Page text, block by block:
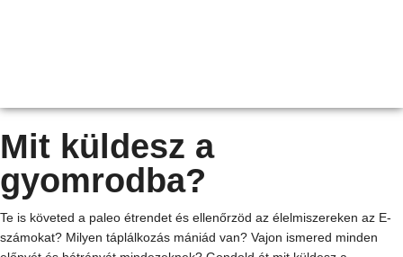
Mit küldesz a
gyomrodba?
Te is követed a paleo étrendet és ellenőrzöd az élelmiszereken az E-
számokat? Milyen táplálkozás mániád van? Vajon ismered minden